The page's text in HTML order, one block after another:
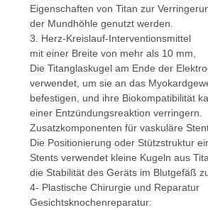
Eigenschaften von Titan zur
der Mundhöhle genutzt werden.
3. Herz-Kreislauf-Interventionsmittel
mit einer Breite von mehr als 10 mm,
Die Titanglaskugel am Ende der
verwendet, um sie an das
befestigen, und ihre Biokompatibilität
einer Entzündungsreaktion verringern.
Zusatzkomponenten für vaskuläre
Die Positionierung oder Stützstruktur
Stents verwendet kleine Kugeln aus
die Stabilität des Geräts im Blutgefäß
4- Plastische Chirurgie und Reparatur
Gesichtsknochenreparatur: